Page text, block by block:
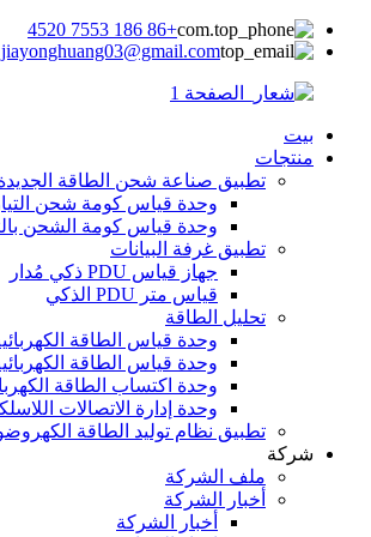
+86 186 7553 4520
jiayonghuang03@gmail.com
بيت
منتجات
تطبيق صناعة شحن الطاقة
وحدة قياس كومة شحن
وحدة قياس كومة الشحن
تطبيق غرفة البيانات
جهاز قياس PDU ذكي مُدار
قياس متر PDU الذكي
تحليل الطاقة
وحدة قياس الطاقة
وحدة قياس الطاقة
وحدة اكتساب الطاقة
وحدة إدارة الاتصالات
تطبيق نظام توليد الطاقة
شركة
ملف الشركة
أخبار الشركة
أخبار الشركة